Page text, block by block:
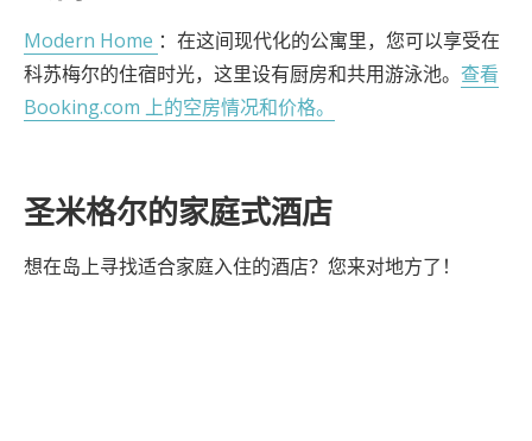
Modern Home ：在这间现代化的公寓里，您可以享受在
科苏梅尔的住宿时光，这里设有厨房和共用游泳池。 查看
Booking.com 上的空房情况和价格。
圣米格尔的家庭式酒店
想在岛上寻找适合家庭入住的酒店？您来对地方了！